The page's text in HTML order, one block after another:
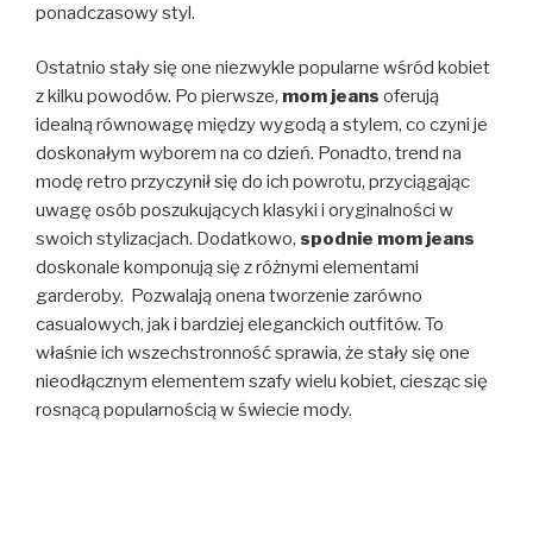
ponadczasowy styl.
Ostatnio stały się one niezwykle popularne wśród kobiet
z kilku powodów. Po pierwsze, mom jeans oferują
idealną równowagę między wygodą a stylem, co czyni je
doskonałym wyborem na co dzień. Ponadto, trend na
modę retro przyczynił się do ich powrotu, przyciągając
uwagę osób poszukujących klasyki i oryginalności w
swoich stylizacjach. Dodatkowo, spodnie mom jeans
doskonale komponują się z różnymi elementami
garderoby. Pozwalają onena tworzenie zarówno
casualowych, jak i bardziej eleganckich outfitów. To
właśnie ich wszechstronność sprawia, że stały się one
nieodłącznym elementem szafy wielu kobiet, ciesząc się
rosnącą popularnością w świecie mody.